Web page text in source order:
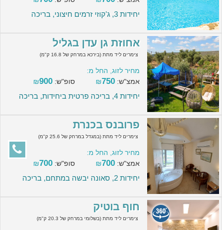
יחידות 3, ג'קוזי זרמים חיצוני, בריכה
אחוזת גן עדן בגליל
צימרים ליד מתת (בירכא במרחק של 16.8 ק"מ)
מחיר לזוג, החל מ:
אמצ"ש:
₪750 סופ"ש: ₪900
יחידות 4, בריכה פרטית ביחידות, בריכה
פרובנס בכנרת
צימרים ליד מתת (במגדל במרחק של 25.6 ק"מ)
מחיר לזוג, החל מ:
אמצ"ש:
₪700 סופ"ש: ₪700
יחידות 2, סאונה יבשה במתחם, בריכה
חוף בוטיק
צימרים ליד מתת (בשלומי במרחק של 20.3 ק"מ)